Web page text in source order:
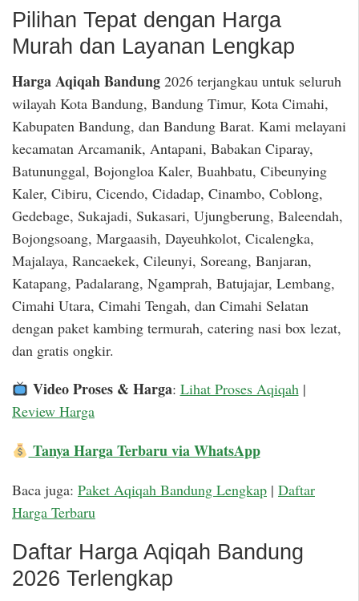
Pilihan Tepat dengan Harga
Murah dan Layanan Lengkap
Harga Aqiqah Bandung 2026 terjangkau untuk seluruh
wilayah Kota Bandung, Bandung Timur, Kota Cimahi,
Kabupaten Bandung, dan Bandung Barat. Kami melayani
kecamatan Arcamanik, Antapani, Babakan Ciparay,
Batununggal, Bojongloa Kaler, Buahbatu, Cibeunying
Kaler, Cibiru, Cicendo, Cidadap, Cinambo, Coblong,
Gedebage, Sukajadi, Sukasari, Ujungberung, Baleendah,
Bojongsoang, Margaasih, Dayeuhkolot, Cicalengka,
Majalaya, Rancaekek, Cileunyi, Soreang, Banjaran,
Katapang, Padalarang, Ngamprah, Batujajar, Lembang,
Cimahi Utara, Cimahi Tengah, dan Cimahi Selatan
dengan paket kambing termurah, catering nasi box lezat,
dan gratis ongkir.
Video Proses & Harga: Lihat Proses Aqiqah|
Review Harga
Tanya Harga Terbaru via WhatsApp
Baca juga: Paket Aqiqah Bandung Lengkap | Daftar
Harga Terbaru
Daftar Harga Aqiqah Bandung
2026 Terlengkap